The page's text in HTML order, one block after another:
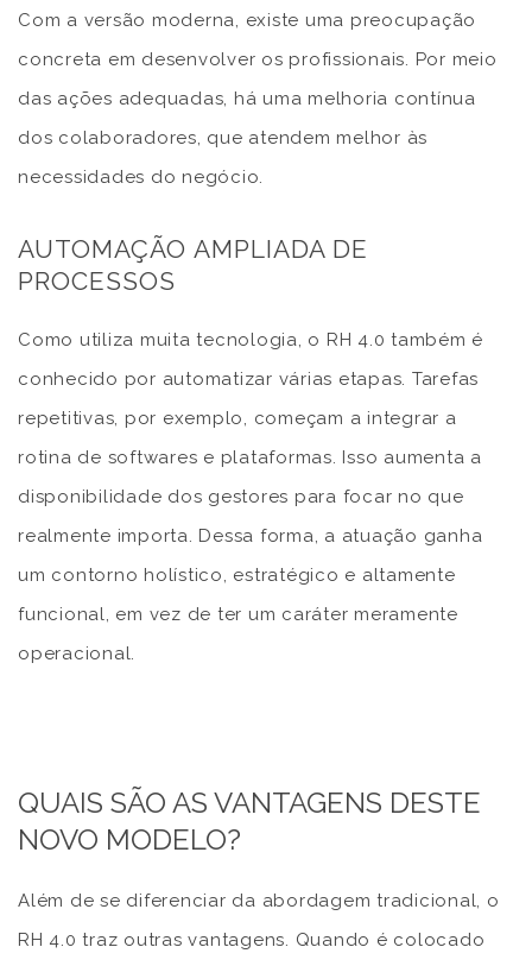
Com a versão moderna, existe uma preocupação
concreta em desenvolver os profissionais. Por meio
das ações adequadas, há uma melhoria contínua
dos colaboradores, que atendem melhor às
necessidades do negócio.
AUTOMAÇÃO AMPLIADA DE
PROCESSOS
Como utiliza muita tecnologia, o RH 4.0 também é
conhecido por automatizar várias etapas. Tarefas
repetitivas, por exemplo, começam a integrar a
rotina de softwares e plataformas. Isso aumenta a
disponibilidade dos gestores para focar no que
realmente importa. Dessa forma, a atuação ganha
um contorno holístico, estratégico e altamente
funcional, em vez de ter um caráter meramente
operacional.
QUAIS SÃO AS VANTAGENS DESTE
NOVO MODELO?
Além de se diferenciar da abordagem tradicional, o
RH 4.0 traz outras vantagens. Quando é colocado